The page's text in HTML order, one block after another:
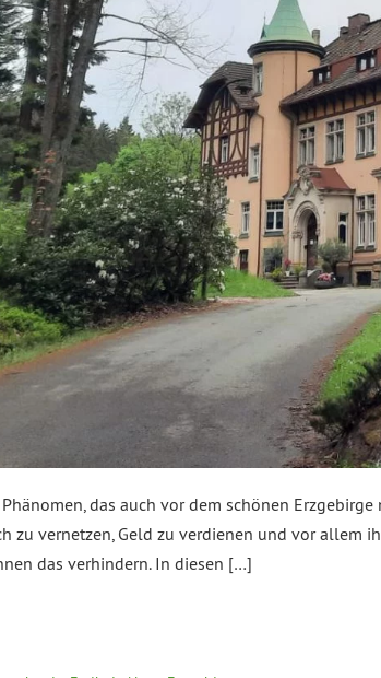
das auch vor dem schönen
zu vernetzen, Geld zu verdienen und vor allem
das verhindern. In diesen […]